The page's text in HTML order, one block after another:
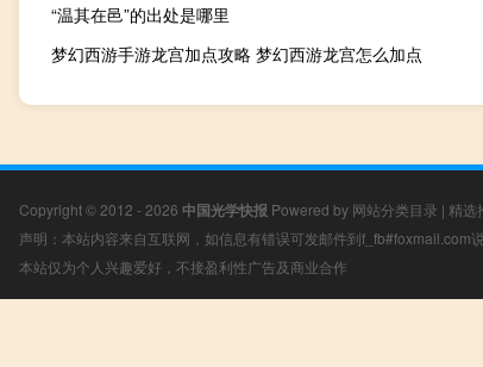
“温其在邑”的出处是哪里
梦幻西游手游龙宫加点攻略 梦幻西游龙宫怎么加点
Copyright © 2012 - 2026 中国光学快报 Powered by 网站分类目录 | 精选
声明：本站内容来自互联网，如信息有错误可发邮件到f_fb#foxmail.com
本站仅为个人兴趣爱好，不接盈利性广告及商业合作